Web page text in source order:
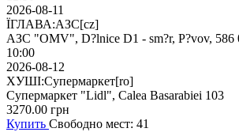
2026-08-11
ЇГЛАВА:АЗС[cz]
АЗС "OMV", D?lnice D1 - sm?r, P?vov, 586
10:00
2026-08-12
ХУШІ:Супермаркет[ro]
Супермаркет "Lidl", Calea Basarabiei 103
3270.00 грн
Купить Свободно мест: 41